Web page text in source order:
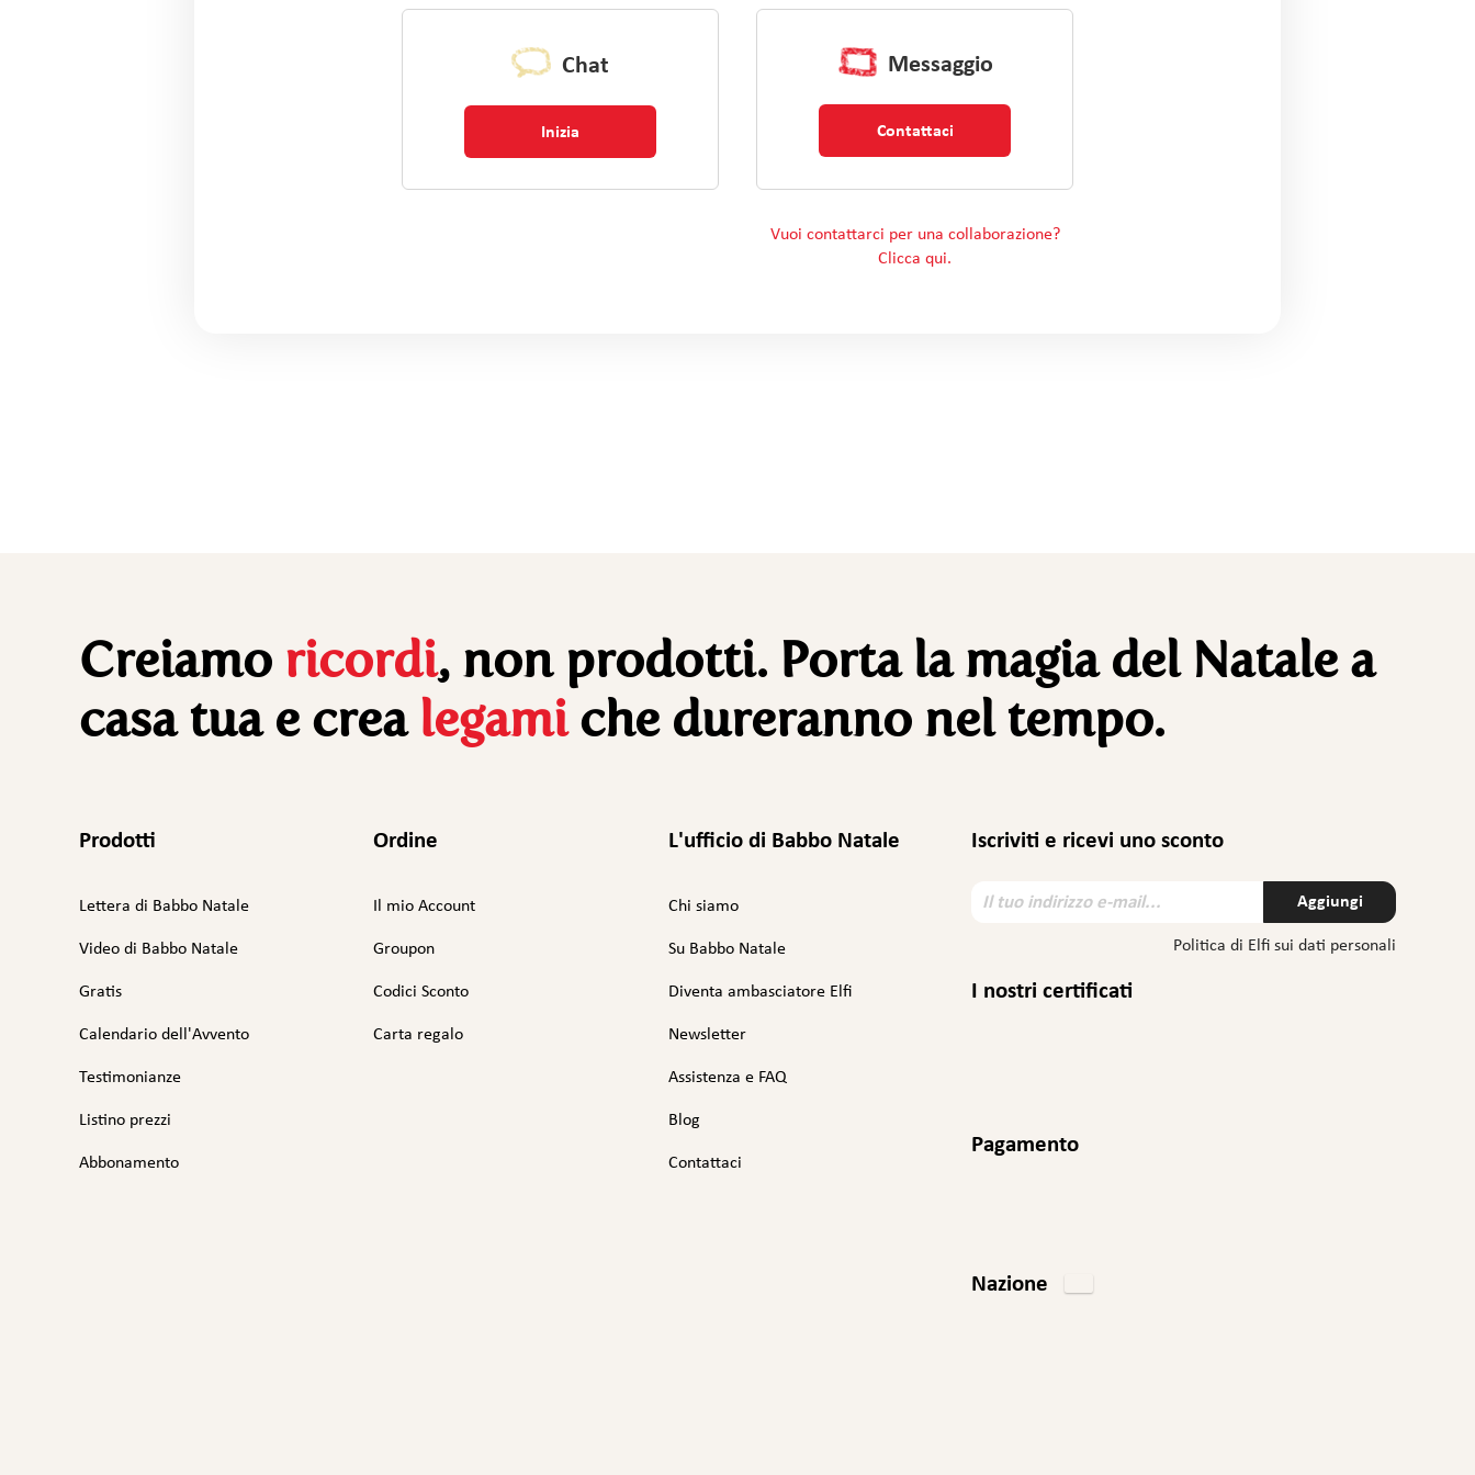
Chat
Inizia
Messaggio
Contattaci
Vuoi contattarci per una collaborazione?
Clicca qui.
Creiamo ricordi, non prodotti. Porta la magia del Natale a
casa tua e crea legamiche dureranno nel tempo.
Prodotti
Lettera di Babbo Natale
Video di Babbo Natale
Gratis
Calendario dell'Avvento
Testimonianze
Listino prezzi
Abbonamento
Ordine
Il mio Account
Groupon
Codici Sconto
Carta regalo
L'ufficio di Babbo Natale
Chi siamo
Su Babbo Natale
Diventa ambasciatore Elfi
Newsletter
Assistenza e FAQ
Blog
Contattaci
Iscriviti e ricevi uno sconto
o
i
m
Aggiungi
Politica di Elfi sui dati personali
I nostri certificati
Pagamento
Nazione